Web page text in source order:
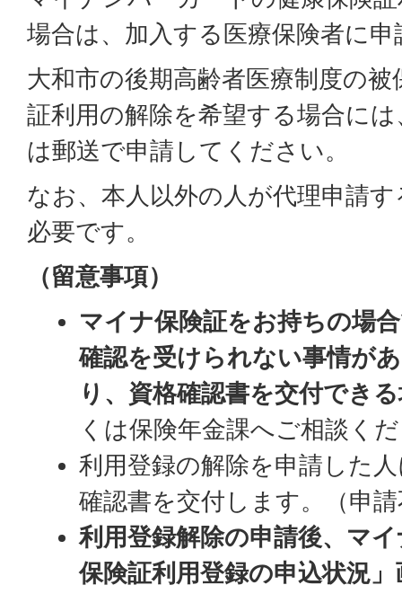
場合は、加入する医療保険者に
大和市の後期高齢者医療制度の
証利用の解除を希望する場合に
は郵送で申請してください。
なお、本人以外の人が代理申請
必要です。
（留意事項）
マイナ保険証をお持ちの場
確認を受けられない事情が
り、資格確認書を交付でき
くは保険年金課へご相談く
利用登録の解除を申請した
確認書を交付します。（申
利用登録解除の申請後、マ
保険証利用登録の申込状況